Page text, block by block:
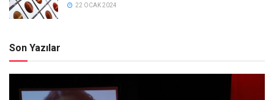
22 OCAK 2024
Son Yazılar